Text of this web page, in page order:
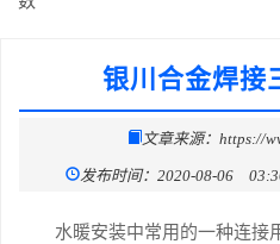
银川合金焊接
文章来源：https://
发布时间：2020-08-06
水暖安装中常用的一种连接